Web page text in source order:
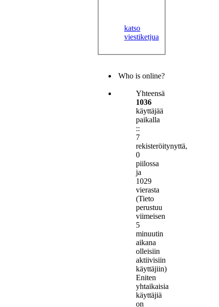
katso
viestiketjua
Who is online?
Yhteensä
1036
käyttäjää
paikalla
::
7
rekisteröitynyttä,
0
piilossa
ja
1029
vierasta
(Tieto
perustuu
viimeisen
5
minuutin
aikana
olleisiin
aktiivisiin
käyttäjiin)
Eniten
yhtaikaisia
käyttäjiä
on